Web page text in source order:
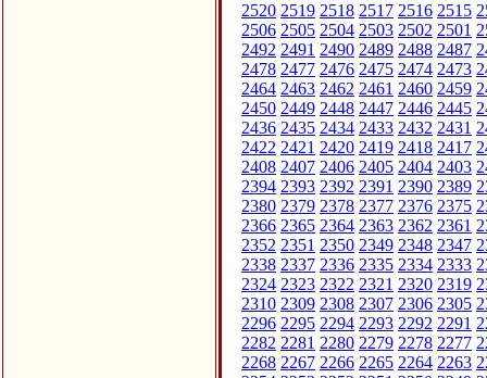
2520 2519 2518 2517 2516 2515
2506 2505 2504 2503 2502 2501
2492 2491 2490 2489 2488 2487
2478 2477 2476 2475 2474 2473
2464 2463 2462 2461 2460 2459
2450 2449 2448 2447 2446 2445
2436 2435 2434 2433 2432 2431
2422 2421 2420 2419 2418 2417
2408 2407 2406 2405 2404 2403
2394 2393 2392 2391 2390 2389
2380 2379 2378 2377 2376 2375
2366 2365 2364 2363 2362 2361
2352 2351 2350 2349 2348 2347
2338 2337 2336 2335 2334 2333
2324 2323 2322 2321 2320 2319
2310 2309 2308 2307 2306 2305
2296 2295 2294 2293 2292 2291
2282 2281 2280 2279 2278 2277
2268 2267 2266 2265 2264 2263